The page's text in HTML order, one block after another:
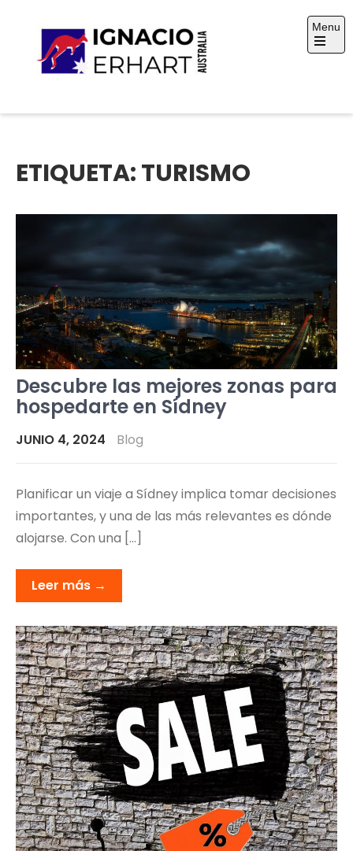
content
Ignacio Erhart
Menu
Open
ETIQUETA:TURISMO
Descubre las mejores zonas para
hospedarte en Sídney
JUNIO 4, 2024 Blog
Planificar un viaje a Sídney implica tomar decisiones
importantes, y una de las más relevantes es dónde
alojarse. Con una […]
Leer más →